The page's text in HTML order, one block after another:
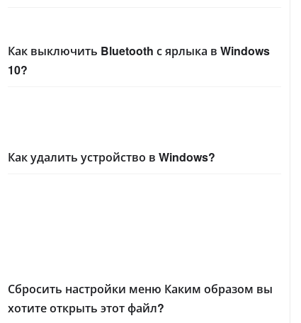
Как выключить Bluetooth с ярлыка в Windows
10?
Как удалить устройство в Windows?
Сбросить настройки меню Каким образом вы
хотите открыть этот файл?